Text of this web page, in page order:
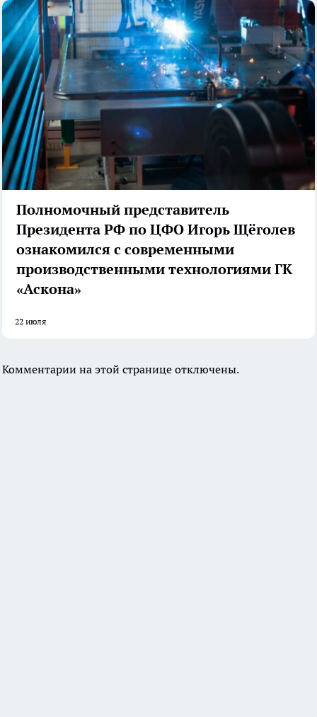
Полномочный представитель
Президента РФ по ЦФО Игорь Щёголев
ознакомился с современными
производственными технологиями ГК
«Аскона»
22 июля
Комментарии на этой странице отключены.